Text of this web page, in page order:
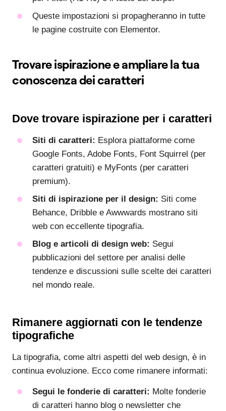
Queste impostazioni si propagheranno in tutte
le pagine costruite con Elementor.
Trovare ispirazione e ampliare la tua
conoscenza dei caratteri
Dove trovare ispirazione per i caratteri
Siti di caratteri: Esplora piattaforme come
Google Fonts, Adobe Fonts, Font Squirrel (per
caratteri gratuiti) e MyFonts (per caratteri
premium).
Siti di ispirazione per il design: Siti come
Behance, Dribble e Awwwards mostrano siti
web con eccellente tipografia.
Blog e articoli di design web: Segui
pubblicazioni del settore per analisi delle
tendenze e discussioni sulle scelte dei caratteri
nel mondo reale.
Rimanere aggiornati con le tendenze
tipografiche
La tipografia, come altri aspetti del web design, è in
continua evoluzione. Ecco come rimanere informati:
Segui le fonderie di caratteri: Molte fonderie
di caratteri hanno blog o newsletter che